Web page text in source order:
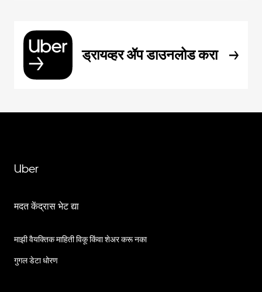
ड्रायव्हर ॲप डाउनलोड करा
Uber
मदत केंद्रास भेट द्या
माझी वैयक्तिक माहिती विकू किंवा शेअर करू नका
गुगल डेटा धोरण